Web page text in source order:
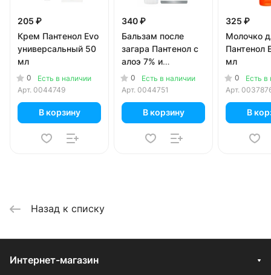
205 ₽
Крем Пантенол Evo
универсальный 50
мл
0
Есть в наличии
Арт. 0044749
В корзину
340 ₽
Бальзам после
загара Пантенол с
алоэ 7% и
витамином E 90 мл
0
Есть в наличии
Арт. 0044751
В корзину
325 ₽
Молочко
Пантенол
мл
0
Есть в
Арт.
В
Назад к списку
Интернет-магазин